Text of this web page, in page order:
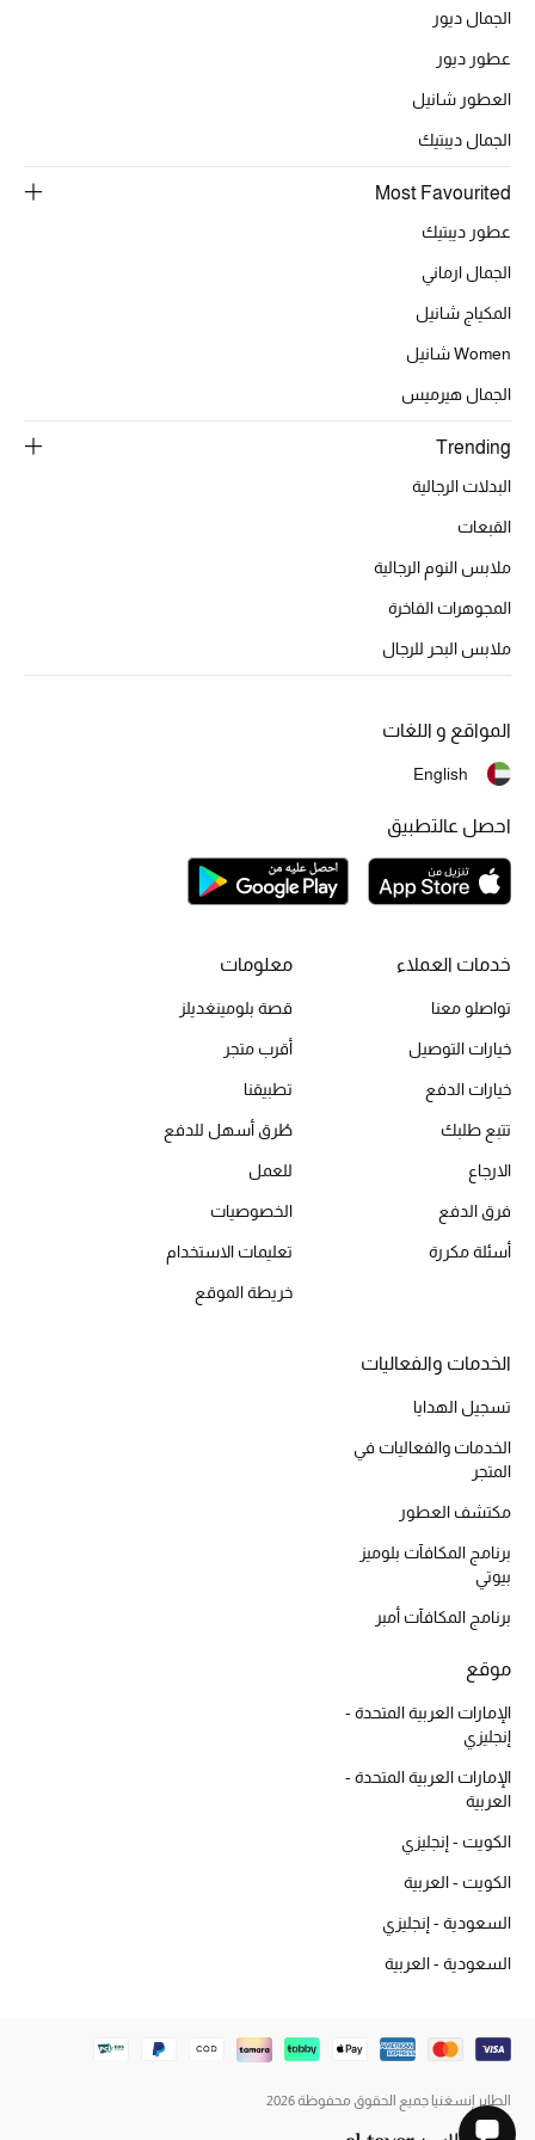
أبرز الحقائب
الموسم الجديد
تشكيلة الأحذية
أبرز المصممين
تسوقوا الأحذية
خصومات
جميع مستحضرات الجمال
العطور
مكتشف العطور
المكياج
العناية بالبشرة
الصحة والعافية
هدايا
مجموعة الجمال
الجمال في بلوميز
دليل مستلزمات الجمال
أبرز الماركات
عطور الربيع
الجمال ديور
عطور ديور
العطور شانيل
الجمال ديبتيك
Most Favourited
عطور ديبتيك
الجمال ارماني
المكياج شانيل
Women شانيل
الجمال هيرميس
Trending
البدلات الرجالية
القبعات
ملابس النوم الرجالية
المجوهرات الفاخرة
ملابس البحر للرجال
خدمات العملاء
تواصلو معنا
خيارات التوصيل
خيارات الدفع
تتبع طلبك
الارجاع
فرق الدفع
أسئلة مكررة
معلومات
قصة بلومينغديلز
أقرب متجر
تطبيقنا
طُرق أسهل للدفع
للعمل
الخصوصيات
تعليمات الاستخدام
خريطة الموقع
الخدمات والفعاليات
تسجيل الهدايا
الخدمات والفعاليات في
المتجر
مكتشف العطور
برنامج المكافآت بلوميز
بيوتي
برنامج المكافآت أمبر
موقع
الإمارات العربية المتحدة -
إنجليزي
الإمارات العربية المتحدة -
العربية
الكويت - إنجليزي
الكويت - العربية
السعودية - إنجليزي
السعودية - العربية
المواقع و اللغات
English
احصل عالتطبيق
الطاير إنسغنيا جميع الحقوق محفوظة 2026